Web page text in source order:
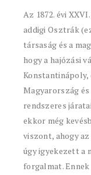
Az 1872. évi
addigi Osztrák
társaság és a
hogy a hajózási
Konstantinápoly,
Magyarország
rendszeres
ekkor még
viszont, ahogy
úgy igyekezett a
forgalmat.